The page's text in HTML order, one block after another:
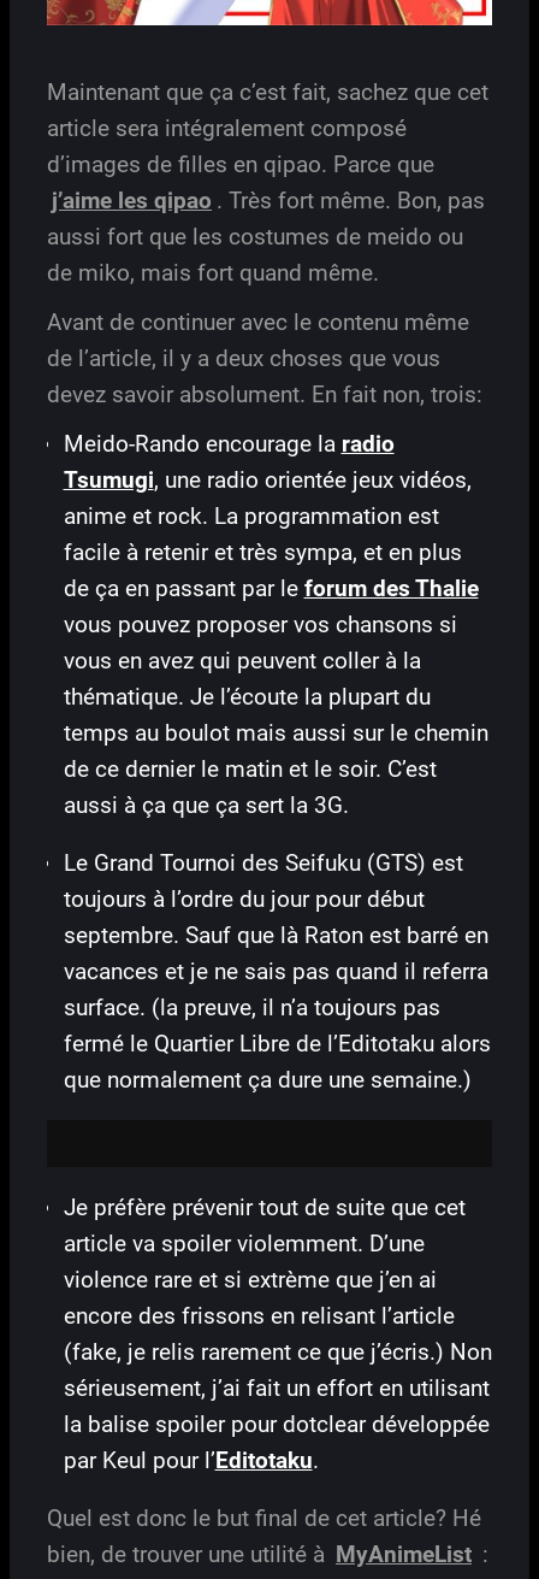
Maintenant que ça c’est fait, sachez que cet
article sera intégralement composé
d’images de filles en qipao. Parce que
j’aime les qipao . Très fort même. Bon, pas
aussi fort que les costumes de meido ou
de miko, mais fort quand même.
Avant de continuer avec le contenu même
de l’article, il y a deux choses que vous
devez savoir absolument. En fait non, trois:
Meido-Rando encourage la radio
Tsumugi, une radio orientée jeux vidéos,
anime et rock. La programmation est
facile à retenir et très sympa, et en plus
de ça en passant par le forum des Thalie
vous pouvez proposer vos chansons si
vous en avez qui peuvent coller à la
thématique. Je l’écoute la plupart du
temps au boulot mais aussi sur le chemin
de ce dernier le matin et le soir. C’est
aussi à ça que ça sert la 3G.
Le Grand Tournoi des Seifuku (GTS) est
toujours à l’ordre du jour pour début
septembre. Sauf que là Raton est barré en
vacances et je ne sais pas quand il referra
surface. (la preuve, il n’a toujours pas
fermé le Quartier Libre de l’Editotaku alors
que normalement ça dure une semaine.)
Je préfère prévenir tout de suite que cet
article va spoiler violemment. D’une
violence rare et si extrème que j’en ai
encore des frissons en relisant l’article
(fake, je relis rarement ce que j’écris.) Non
sérieusement, j’ai fait un effort en utilisant
la balise spoiler pour dotclear développée
par Keul pour l’Editotaku.
Quel est donc le but final de cet article? Hé
bien, de trouver une utilité à MyAnimeList :